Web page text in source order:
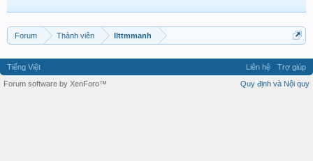
Forum Thành viên llttmmanh
Tiếng Việt Liên hệ
Trợ giúp
Quy định và Nội quy
Forum software by XenForo™